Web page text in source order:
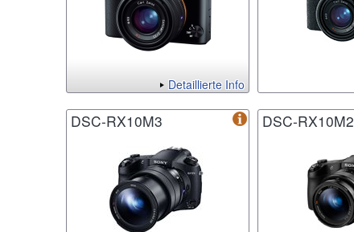
Detaillierte Info
DSC-RX10M3 DSC-RX10M2